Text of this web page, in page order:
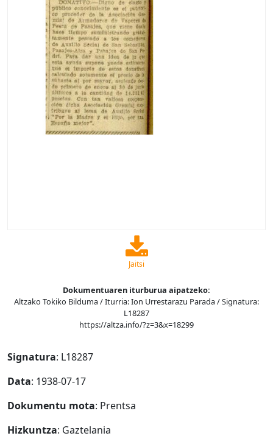
Jaitsi
Dokumentuaren iturburua aipatzeko:
Altzako Tokiko Bilduma / Iturria: Ion Urrestarazu Parada / Signatura:
L18287
https://altza.info/?z=3&x=18299
Signatura: L18287
Data: 1938-07-17
Dokumentu mota: Prentsa
Hizkuntza: Gaztelania